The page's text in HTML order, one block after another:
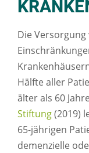
Die
Hälfte aller
älter als 60
Stiftung(2019)
65-jährigen
demenzielle